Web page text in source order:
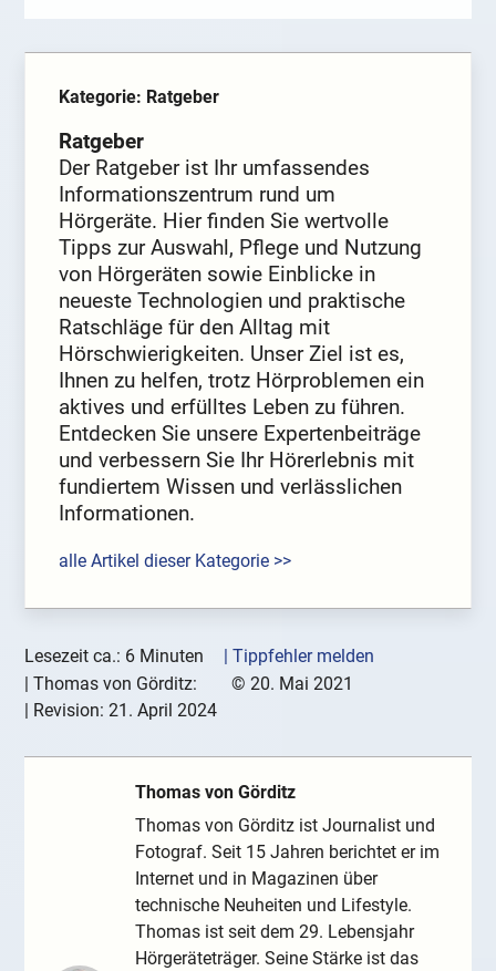
Kategorie: Ratgeber
Ratgeber
Der Ratgeber ist Ihr umfassendes
Informationszentrum rund um
Hörgeräte. Hier finden Sie wertvolle
Tipps zur Auswahl, Pflege und Nutzung
von Hörgeräten sowie Einblicke in
neueste Technologien und praktische
Ratschläge für den Alltag mit
Hörschwierigkeiten. Unser Ziel ist es,
Ihnen zu helfen, trotz Hörproblemen ein
aktives und erfülltes Leben zu führen.
Entdecken Sie unsere Expertenbeiträge
und verbessern Sie Ihr Hörerlebnis mit
fundiertem Wissen und verlässlichen
Informationen.
alle Artikel dieser Kategorie >>
Lesezeit ca.: 6 Minuten
| Tippfehler melden
|Thomas von Görditz: © 20. Mai 2021
| Revision:21. April 2024
Thomas von Görditz
Thomas von Görditz ist Journalist und
Fotograf. Seit 15 Jahren berichtet er im
Internet und in Magazinen über
technische Neuheiten und Lifestyle.
Thomas ist seit dem 29. Lebensjahr
Hörgeräteträger. Seine Stärke ist das